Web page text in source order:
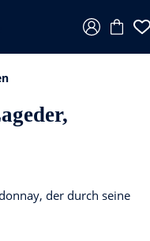
der durch seine